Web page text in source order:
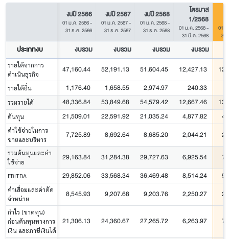
งบปี 2566
01 ม.ค. 2566-
31 ธ.ค. 2566
งบปี 2567
01 ม.ค. 2567-
31 ธ.ค. 2567
งบปี 2568
01 ม.ค. 2568-
31 ธ.ค. 2568
ไตรมาส
1/2568
01 ม.ค. 2568-
31 มี.ค. 2568
01 ม
31
ประเภทงบ งบรวม งบรวม งบรวม งบรวม
รายได้จากการ
ดำเนินธุรกิจ
47,160.44 52,191.13 51,604.45 12,427.13
รายได้อื่น 1,176.40 1,658.55 2,974.97 240.33
รวมรายได้ 48,336.84 53,849.68 54,579.42 12,667.46
ต้นทุน 21,509.01 22,591.92 21,035.24 4,877.82
ค่าใช้จ่ายในการ
ขายและบริหาร
7,725.89 8,692.64 8,685.20 2,044.21
รวมต้นทุนและค่า
ใช้จ่าย
29,163.84 31,284.38 29,727.63 6,925.54
EBITDA 29,852.06 33,568.34 36,469.48 8,514.24
ค่าเสื่อมและค่าตัด
จำหน่าย
8,545.93 9,207.68 9,203.76 2,250.27
กำไร (ขาดทุน)
ก่อนต้นทุนทางการ
เงิน และภาษีเงินได้
21,306.13 24,360.67 27,265.72 6,263.97